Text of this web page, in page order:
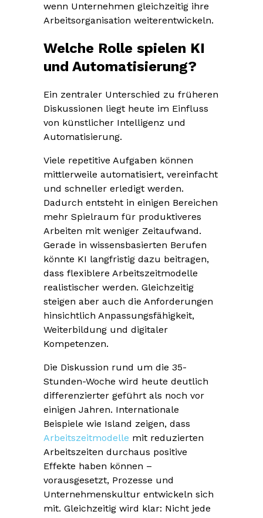
wenn Unternehmen gleichzeitig ihre
Arbeitsorganisation weiterentwickeln.
Welche Rolle spielen KI
und Automatisierung?
Ein zentraler Unterschied zu früheren
Diskussionen liegt heute im Einfluss
von künstlicher Intelligenz und
Automatisierung.
Viele repetitive Aufgaben können
mittlerweile automatisiert, vereinfacht
und schneller erledigt werden.
Dadurch entsteht in einigen Bereichen
mehr Spielraum für produktiveres
Arbeiten mit weniger Zeitaufwand.
Gerade in wissensbasierten Berufen
könnte KI langfristig dazu beitragen,
dass flexiblere Arbeitszeitmodelle
realistischer werden. Gleichzeitig
steigen aber auch die Anforderungen
hinsichtlich Anpassungsfähigkeit,
Weiterbildung und digitaler
Kompetenzen.
Die Diskussion rund um die 35-
Stunden-Woche wird heute deutlich
differenzierter geführt als noch vor
einigen Jahren. Internationale
Beispiele wie Island zeigen, dass
Arbeitszeitmodelle mit reduzierten
Arbeitszeiten durchaus positive
Effekte haben können –
vorausgesetzt, Prozesse und
Unternehmenskultur entwickeln sich
mit. Gleichzeitig wird klar: Nicht jede